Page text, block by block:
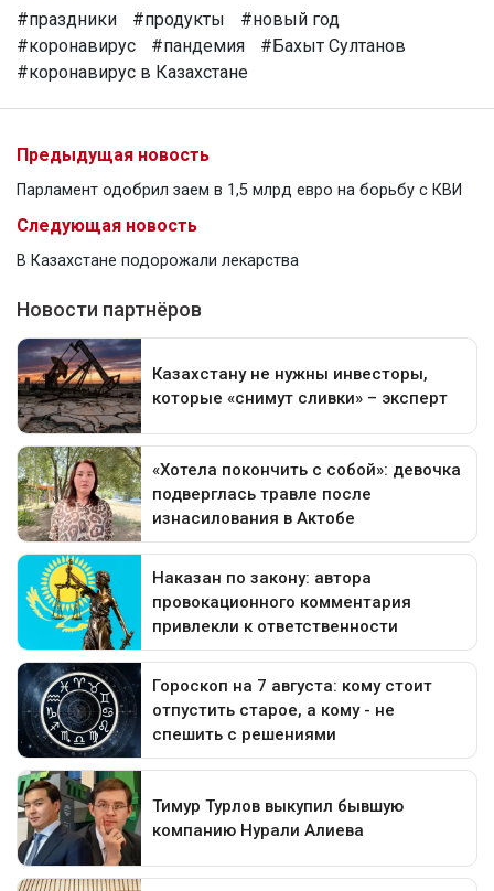
#праздники #продукты
#новый год
#коронавирус
#пандемия
#Бахыт Султанов
#коронавирус в Казахстане
Предыдущая новость
Парламент одобрил заем в 1,5 млрд евро на борьбу с КВИ
Следующая новость
В Казахстане подорожали лекарства